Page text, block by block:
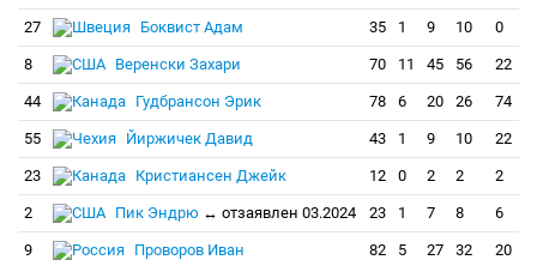
27 Боквист Адам 35 1 9 10 0
8 Веренски Захари 70 11 45 56 22
44 Гудбрансон Эрик 78 6 20 26 74
55 Йиржичек Давид 43 1 9 10 22
23 Кристиансен Джейк 12 0 2 2 2
2 Пик Эндрю ↔ отзаявлен 03.2024 23 1 7 8 6
9 Проворов Иван 82 5 27 32 20